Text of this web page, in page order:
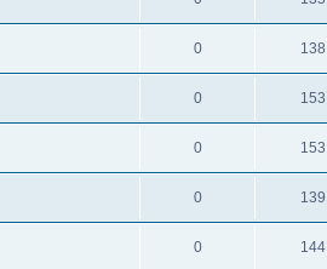
0 138
0 153
0 153
0 139
0 144